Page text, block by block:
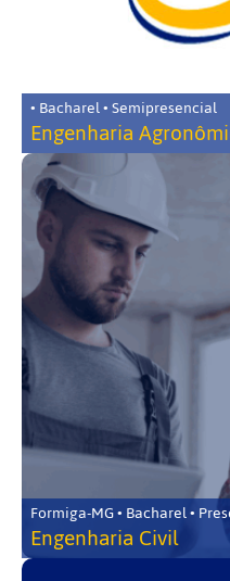
• Bacharel • Semipresencial
Engenharia
Formiga-MG • Bacharel •
Engenharia Civil